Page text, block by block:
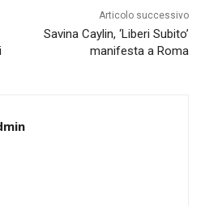
Articolo successivo
Savina Caylin, ‘Liberi Subito’
manifesta a Roma